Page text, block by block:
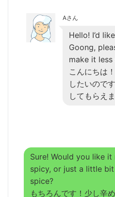
Aさん
Hello! I’d
Goong,
make it less
こんにちは
したいので
してもらえ
Sure! Would you like it
spicy, or just a little
spice?
もちろんです！少し辛